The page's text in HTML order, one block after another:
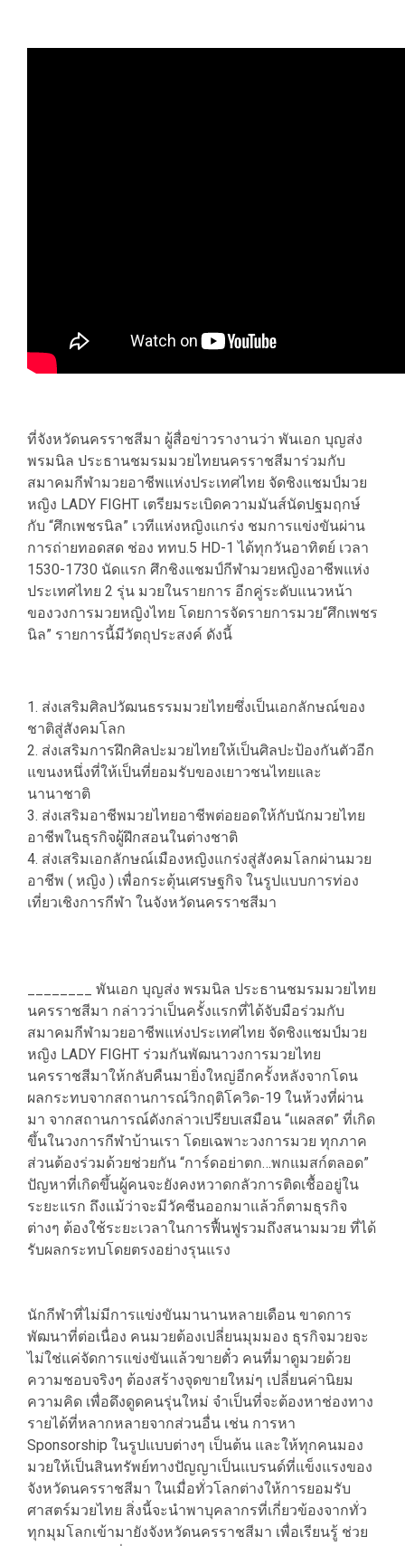
ที่จังหวัดนครราชสีมา ผู้สื่อข่าวรางานว่า พันเอก บุญส่ง
พรมนิล ประธานชมรมมวยไทยนครราชสีมาร่วมกับ
สมาคมกีฬามวยอาชีพแห่งประเทศไทย จัดชิงแชมป์มวย
หญิง LADY FIGHT เตรียมระเบิดความมันส์นัดปฐมฤกษ์
กับ “ศึกเพชรนิล” เวทีแห่งหญิงแกร่ง ชมการแข่งขันผ่าน
การถ่ายทอดสด ช่อง ททบ.5 HD-1 ได้ทุกวันอาทิตย์ เวลา
1530-1730 นัดแรก ศึกชิงแชมป์กีฬามวยหญิงอาชีพแห่ง
ประเทศไทย 2 รุ่น มวยในรายการ อีกคู่ระดับแนวหน้า
ของวงการมวยหญิงไทย โดยการจัดรายการมวย“ศึกเพชร
นิล” รายการนี้มีวัตถุประสงค์ ดังนี้
1. ส่งเสริมศิลปวัฒนธรรมมวยไทยซึ่งเป็นเอกลักษณ์ของ
ชาติสู่สังคมโลก
2. ส่งเสริมการฝึกศิลปะมวยไทยให้เป็นศิลปะป้องกันตัวอีก
แขนงหนึ่งที่ให้เป็นที่ยอมรับของเยาวชนไทยและ
นานาชาติ
3. ส่งเสริมอาชีพมวยไทยอาชีพต่อยอดให้กับนักมวยไทย
อาชีพในธุรกิจผู้ฝึกสอนในต่างชาติ
4. ส่งเสริมเอกลักษณ์เมืองหญิงแกร่งสู่สังคมโลกผ่านมวย
อาชีพ ( หญิง ) เพื่อกระตุ้นเศรษฐกิจ ในรูปแบบการท่อง
เที่ยวเชิงการกีฬา ในจังหวัดนครราชสีมา
________ พันเอก บุญส่ง พรมนิล ประธานชมรมมวยไทย
นครราชสีมา กล่าวว่าเป็นครั้งแรกที่ได้จับมือร่วมกับ
สมาคมกีฬามวยอาชีพแห่งประเทศไทย จัดชิงแชมป์มวย
หญิง LADY FIGHT ร่วมกันพัฒนาวงการมวยไทย
นครราชสีมาให้กลับคืนมายิ่งใหญ่อีกครั้งหลังจากโดน
ผลกระทบจากสถานการณ์วิกฤติโควิด-19 ในห้วงที่ผ่าน
มา จากสถานการณ์ดังกล่าวเปรียบเสมือน “แผลสด” ที่เกิด
ขึ้นในวงการกีฬาบ้านเรา โดยเฉพาะวงการมวย ทุกภาค
ส่วนต้องร่วมด้วยช่วยกัน “การ์ดอย่าตก…พกแมสก์ตลอด”
ปัญหาที่เกิดขึ้นผู้คนจะยังคงหวาดกลัวการติดเชื้ออยู่ใน
ระยะแรก ถึงแม้ว่าจะมีวัคซีนออกมาแล้วก็ตามธุรกิจ
ต่างๆ ต้องใช้ระยะเวลาในการฟื้นฟูรวมถึงสนามมวย ที่ได้
รับผลกระทบโดยตรงอย่างรุนแรง
นักกีฬาที่ไม่มีการแข่งขันมานานหลายเดือน ขาดการ
พัฒนาที่ต่อเนื่อง คนมวยต้องเปลี่ยนมุมมอง ธุรกิจมวยจะ
ไม่ใช่แค่จัดการแข่งขันแล้วขายตั๋ว คนที่มาดูมวยด้วย
ความชอบจริงๆ ต้องสร้างจุดขายใหม่ๆ เปลี่ยนค่านิยม
ความคิด เพื่อดึงดูดคนรุ่นใหม่ จำเป็นที่จะต้องหาช่องทาง
รายได้ที่หลากหลายจากส่วนอื่น เช่น การหา
Sponsorship ในรูปแบบต่างๆ เป็นต้น และให้ทุกคนมอง
มวยให้เป็นสินทรัพย์ทางปัญญาเป็นแบรนด์ที่แข็งแรงของ
จังหวัดนครราชสีมา ในเมื่อทั่วโลกต่างให้การยอมรับ
ศาสตร์มวยไทย สิ่งนี้จะนำพาบุคลากรที่เกี่ยวข้องจากทั่ว
ทุกมุมโลกเข้ามายังจังหวัดนครราชสีมา เพื่อเรียนรู้ ช่วย